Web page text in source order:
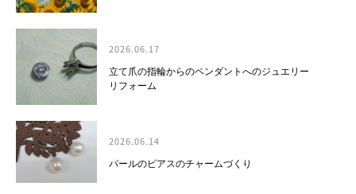
2026.06.17
立て爪の指輪からのペンダントへのジュエリー
リフォーム
2026.06.14
パールのピアスのチャームづくり